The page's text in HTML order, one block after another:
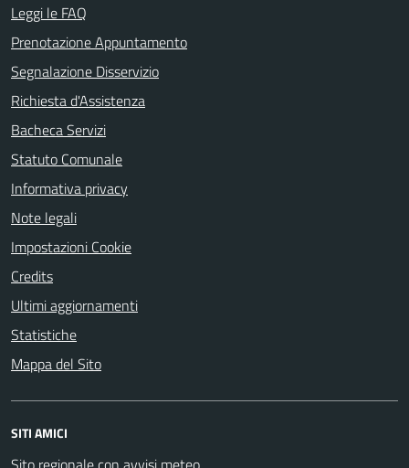
Leggi le FAQ
Prenotazione Appuntamento
Segnalazione Disservizio
Richiesta d'Assistenza
Bacheca Servizi
Statuto Comunale
Informativa privacy
Note legali
Impostazioni Cookie
Credits
Ultimi aggiornamenti
Statistiche
Mappa del Sito
SITI AMICI